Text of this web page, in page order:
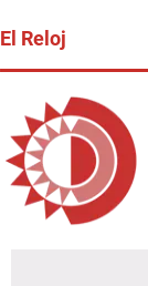
El Reloj